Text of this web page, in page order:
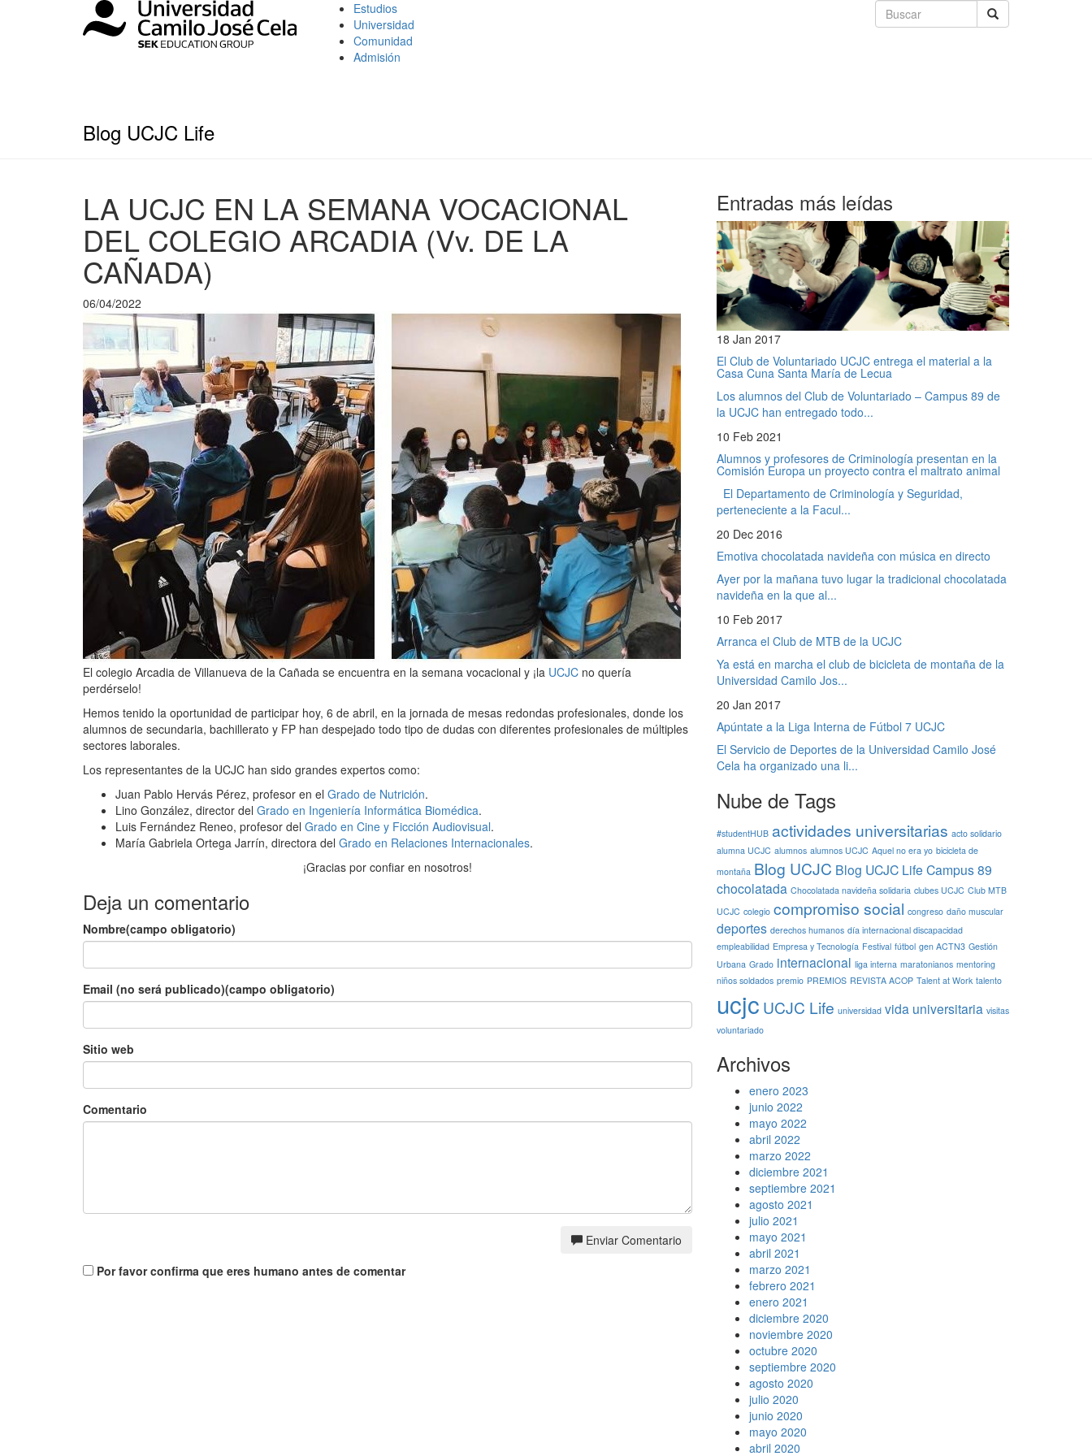
Estudios
Universidad
Comunidad
Admisión
Blog UCJC Life
LA UCJC EN LA SEMANA VOCACIONAL
DEL COLEGIO ARCADIA (Vv. DE LA
CAÑADA)
06/04/2022
El colegio Arcadia de Villanueva de la Cañada se encuentra en la semana vocacional y ¡la UCJC no quería
perdérselo!
Hemos tenido la oportunidad de participar hoy, 6 de abril, en la jornada de mesas redondas profesionales, donde los
alumnos de secundaria, bachillerato y FP han despejado todo tipo de dudas con diferentes profesionales de múltiples
sectores laborales.
Los representantes de la UCJC han sido grandes expertos como:
Juan Pablo Hervás Pérez, profesor en el Grado de Nutrición.
Lino González, director del Grado en Ingeniería Informática Biomédica.
Luis Fernández Reneo, profesor del Grado en Cine y Ficción Audiovisual.
María Gabriela Ortega Jarrín, directora del Grado en Relaciones Internacionales.
¡Gracias por confiar en nosotros!
Deja un comentario
Nombre(campo obligatorio)
Email (no será publicado)(campo obligatorio)
Sitio web
Comentario
Enviar Comentario
Por favor confirma que eres humano antes de comentar
Entradas más leídas
18 Jan 2017
El Club de Voluntariado UCJC entrega el material a la
Casa Cuna Santa María de Lecua
Los alumnos del Club de Voluntariado – Campus 89 de
la UCJC han entregado todo...
10 Feb 2021
Alumnos y profesores de Criminología presentan en la
Comisión Europa un proyecto contra el maltrato animal
El Departamento de Criminología y Seguridad,
perteneciente a la Facul...
20 Dec 2016
Emotiva chocolatada navideña con música en directo
Ayer por la mañana tuvo lugar la tradicional chocolatada
navideña en la que al...
10 Feb 2017
Arranca el Club de MTB de la UCJC
Ya está en marcha el club de bicicleta de montaña de la
Universidad Camilo Jos...
20 Jan 2017
Apúntate a la Liga Interna de Fútbol 7 UCJC
El Servicio de Deportes de la Universidad Camilo José
Cela ha organizado una li...
Nube de Tags
#studentHUB actividades universitarias acto solidario
alumna UCJC alumnos alumnos UCJC Aquel no era yo bicicleta de
montaña Blog UCJC Blog UCJC Life Campus 89
chocolatada Chocolatada navideña solidaria clubes UCJC Club MTB
UCJC colegio compromiso social congreso daño muscular
deportes derechos humanos día internacional discapacidad
empleabilidad Empresa y Tecnología Festival fútbol gen ACTN3 Gestión
Urbana Grado internacional liga interna maratonianos mentoring
niños soldados premio PREMIOS REVISTA ACOP Talent at Work talento
ucjc UCJC Life universidad vida universitaria visitas
voluntariado
Archivos
enero 2023
junio 2022
mayo 2022
abril 2022
marzo 2022
diciembre 2021
septiembre 2021
agosto 2021
julio 2021
mayo 2021
abril 2021
marzo 2021
febrero 2021
enero 2021
diciembre 2020
noviembre 2020
octubre 2020
septiembre 2020
agosto 2020
julio 2020
junio 2020
mayo 2020
abril 2020